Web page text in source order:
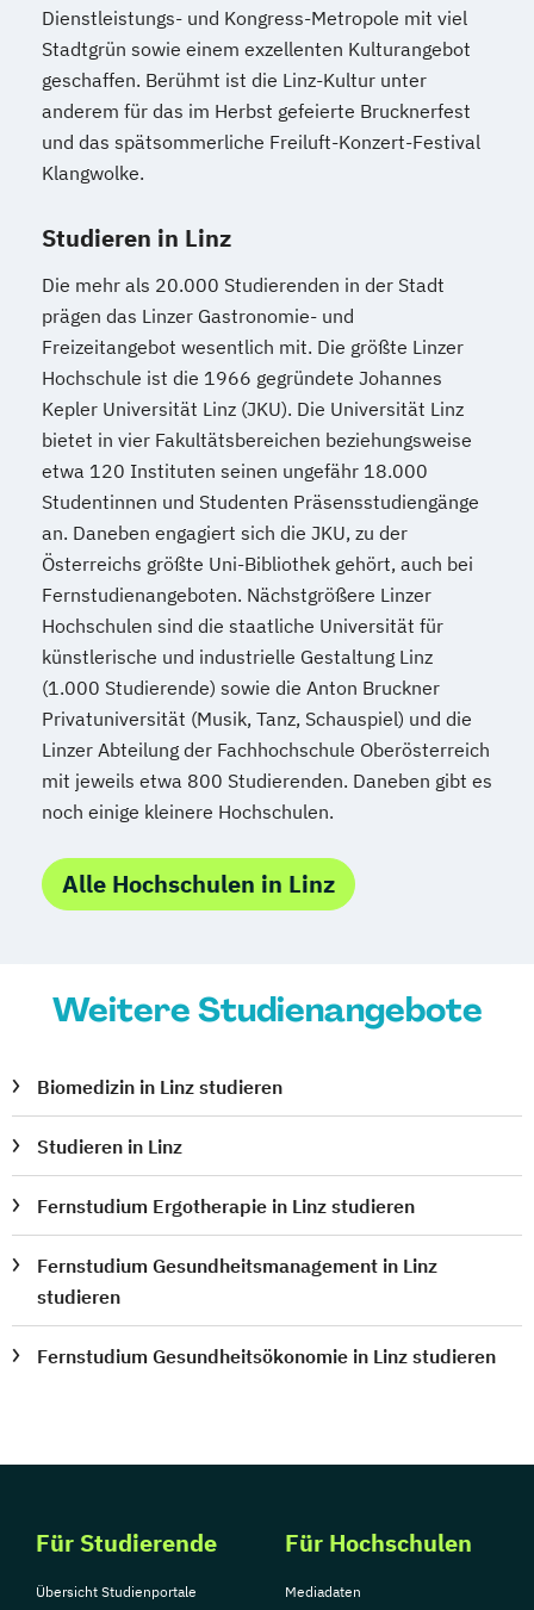
Dienstleistungs- und Kongress-Metropole mit viel
Stadtgrün sowie einem exzellenten Kulturangebot
geschaffen. Berühmt ist die Linz-Kultur unter
anderem für das im Herbst gefeierte Brucknerfest
und das spätsommerliche Freiluft-Konzert-Festival
Klangwolke.
Studieren in Linz
Die mehr als 20.000 Studierenden in der Stadt
prägen das Linzer Gastronomie- und
Freizeitangebot wesentlich mit. Die größte Linzer
Hochschule ist die 1966 gegründete Johannes
Kepler Universität Linz (JKU). Die Universität Linz
bietet in vier Fakultätsbereichen beziehungsweise
etwa 120 Instituten seinen ungefähr 18.000
Studentinnen und Studenten Präsensstudiengänge
an. Daneben engagiert sich die JKU, zu der
Österreichs größte Uni-Bibliothek gehört, auch bei
Fernstudienangeboten. Nächstgrößere Linzer
Hochschulen sind die staatliche Universität für
künstlerische und industrielle Gestaltung Linz
(1.000 Studierende) sowie die Anton Bruckner
Privatuniversität (Musik, Tanz, Schauspiel) und die
Linzer Abteilung der Fachhochschule Oberösterreich
mit jeweils etwa 800 Studierenden. Daneben gibt es
noch einige kleinere Hochschulen.
Alle Hochschulen in Linz
Weitere Studienangebote
Biomedizin in Linz studieren
Studieren in Linz
Fernstudium Ergotherapie in Linz studieren
Fernstudium Gesundheitsmanagement in Linz
studieren
Fernstudium Gesundheitsökonomie in Linz studieren
Für Studierende
Übersicht Studienportale
Für Hochschulen
Mediadaten